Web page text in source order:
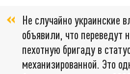
Не случайно украинские
объявили, что переведут
пехотную бригаду в
механизированной. Это